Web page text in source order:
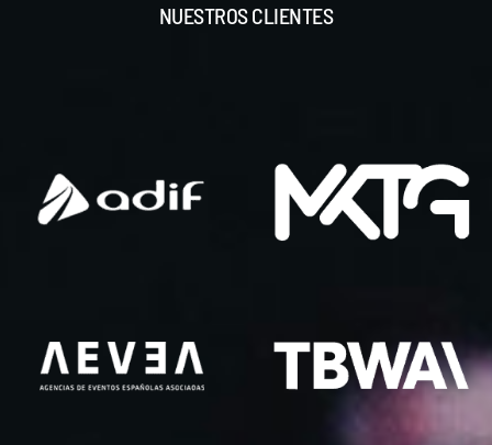
NUESTROS CLIENTES